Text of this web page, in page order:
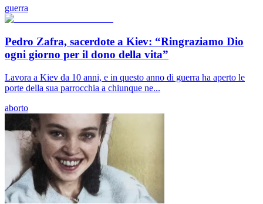
guerra
Pedro Zafra, sacerdote a Kiev: “Ringraziamo Dio
ogni giorno per il dono della vita”
Lavora a Kiev da 10 anni, e in questo anno di guerra ha aperto le
porte della sua parrocchia a chiunque ne...
aborto